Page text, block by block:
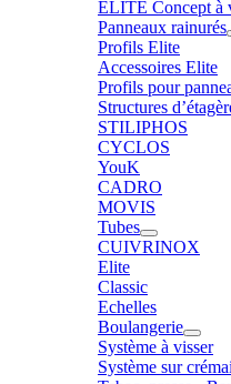
ELITE Concept à
Panneaux rainurés
Profils Elite
Accessoires Elite
Profils pour
Structures
STILIPHOS
CYCLOS
YouK
CADRO
MOVIS
Tubes
CUIVRINOX
Elite
Classic
Echelles
Boulangerie
Système à visser
Système sur